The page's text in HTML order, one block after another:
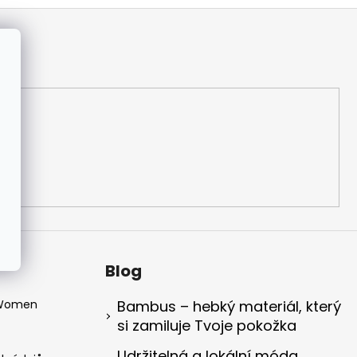
Blog
Bambus – hebký materiál, který
si zamiluje Tvoje pokožka